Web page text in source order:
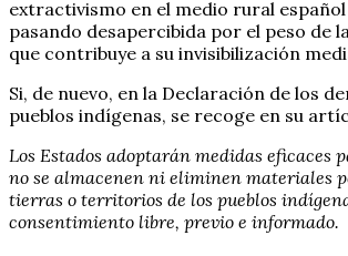
extractivismo en el medio rural
pasando desapercibida por el peso de
que contribuye a su invisibilización
Si, de nuevo, en la Declaración de los
pueblos indígenas, se recoge en su
Los Estados adoptarán medidas eficaces
no se almacenen ni eliminen materiales
tierras o territorios de los pueblos
consentimiento libre, previo e informado.